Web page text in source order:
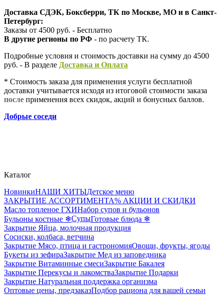
Доставка СДЭК, Боксберри, ТК по Москве, МО и в Санкт-
Петербург:
Заказы от 4500 руб. - Бесплатно
В другие регионы по РФ - по расчету ТК.
Подробные условия и стоимость доставки на сумму до 4500
руб. - В разделе Доставка и Оплата
* Стоимость заказа для применения услуги бесплатной
доставки учитывается исходя из итоговой стоимости заказа
после применения всех скидок, акций и бонусных баллов.
Добрые соседи
Каталог
НовинкиНАШИ ХИТЫДетское меню
ЗАКРЫТИЕ АССОРТИМЕНТА% АКЦИИ И СКИДКИ
Масло топленое ГХИНабор супов и бульонов
Бульоны костные ❄СупыГотовые блюда ❄
Закрытие Яйца, молочная продукция
Сосиски, колбаса, ветчина
Закрытие Мясо, птица и гастрономияОвощи, фрукты, ягоды
Букеты из зефираЗакрытие Мед из заповедника
Закрытие Витаминные смесиЗакрытие Бакалея
Закрытие Перекусы и лакомстваЗакрытие Подарки
Закрытие Натуральная поддержка организма
Оптовые цены, предзаказПодбор рациона для вашей семьи